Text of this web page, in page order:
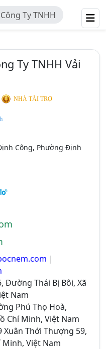
Ty TNHH
Ty TNHH Vải
NHÀ TÀI TRỢ
Công, Phường Định
|
Đường Thái Bị Bôi, Xã
Nam
Phú Thọ Hoà,
Chí Minh, Việt Nam
Xuân Thới Thượng 59,
Minh, Việt Nam